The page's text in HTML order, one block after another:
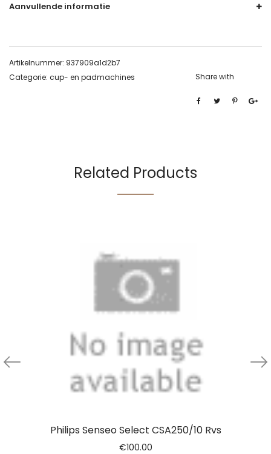
Aanvullende informatie
Artikelnummer: 937909a1d2b7
Categorie: cup- en padmachines Share with
Related Products
Philips Senseo Select CSA250/10 Rvs
€100.00